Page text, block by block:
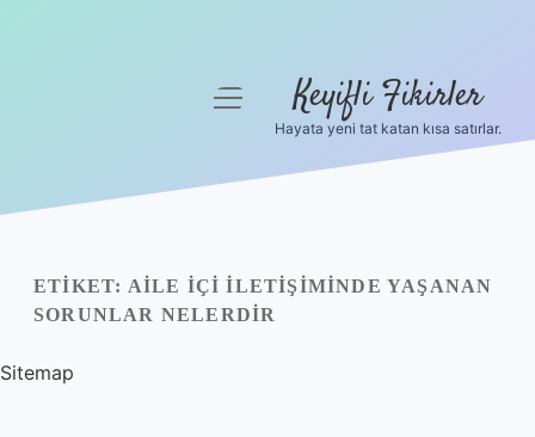
Yasal Uyarı
menüyü
Keyifli Fikirler
Hayata yeni tat katan kısa satırlar.
ETIKET: AILE IÇI ILETIŞIMINDE YAŞANAN
SORUNLAR NELERDIR
Sitemap